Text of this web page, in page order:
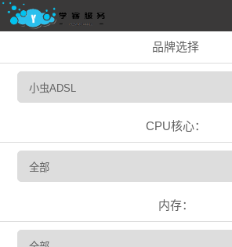
品牌选择
CPU核心：
内存：